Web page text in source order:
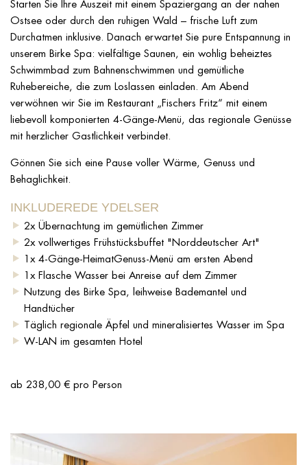
Starten Sie Ihre Auszeit mit einem Spaziergang an der nahen
Ostsee oder durch den ruhigen Wald – frische Luft zum
Durchatmen inklusive. Danach erwartet Sie pure Entspannung in
unserem Birke Spa: vielfältige Saunen, ein wohlig beheiztes
Schwimmbad zum Bahnenschwimmen und gemütliche
Ruhebereiche, die zum Loslassen einladen. Am Abend
verwöhnen wir Sie im Restaurant „Fischers Fritz“ mit einem
liebevoll komponierten 4-Gänge-Menü, das regionale Genüsse
mit herzlicher Gastlichkeit verbindet.
Gönnen Sie sich eine Pause voller Wärme, Genuss und
Behaglichkeit.
INKLUDEREDE YDELSER
2x Übernachtung im gemütlichen Zimmer
2x vollwertiges Frühstücksbuffet "Norddeutscher Art"
1x 4-Gänge-HeimatGenuss-Menü am ersten Abend
1x Flasche Wasser bei Anreise auf dem Zimmer
Nutzung des Birke Spa, leihweise Bademantel und
Handtücher
Täglich regionale Äpfel und mineralisiertes Wasser im Spa
W-LAN im gesamten Hotel
ab 238,00 € pro Person